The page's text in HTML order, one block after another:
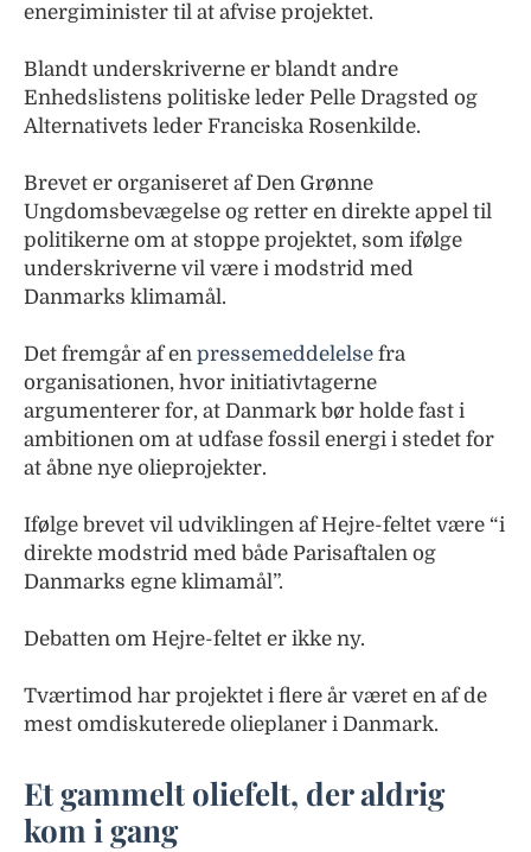
energiminister til at afvise projektet.
Blandt underskriverne er blandt andre
Enhedslistens politiske leder Pelle Dragsted og
Alternativets leder Franciska Rosenkilde.
Brevet er organiseret af Den Grønne
Ungdomsbevægelse og retter en direkte appel til
politikerne om at stoppe projektet, som ifølge
underskriverne vil være i modstrid med
Danmarks klimamål.
Det fremgår af en pressemeddelelse fra
organisationen, hvor initiativtagerne
argumenterer for, at Danmark bør holde fast i
ambitionen om at udfase fossil energi i stedet for
at åbne nye olieprojekter.
Ifølge brevet vil udviklingen af Hejre-feltet være “i
direkte modstrid med både Parisaftalen og
Danmarks egne klimamål”.
Debatten om Hejre-feltet er ikke ny.
Tværtimod har projektet i flere år været en af de
mest omdiskuterede olieplaner i Danmark.
Et gammelt oliefelt, der aldrig
kom i gang